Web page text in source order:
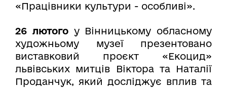
«Працівники культури - особливі».
26 лютогоу Вінницькому обласному
художньому музеї презентовано
виставковий проєкт «Екоцид»
львівських митців Віктора та Наталії
Проданчук, який досліджує вплив та